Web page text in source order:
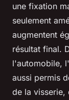
une fixation
seulement
augmentent
résultat final.
l'automobile, l'
aussi permis
de la visserie,